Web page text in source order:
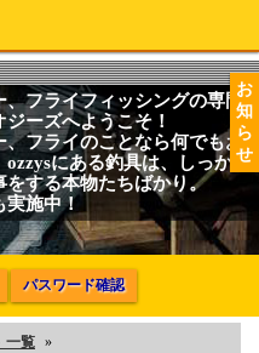
お
知
ら
せ
、フライフィッシングの専門
ジーズへようこそ！
、フライのことなら何でもお
ozzysにある釣具は、しっかり
をする本物たちばかり。
実施中！
パスワード確認
一覧 »